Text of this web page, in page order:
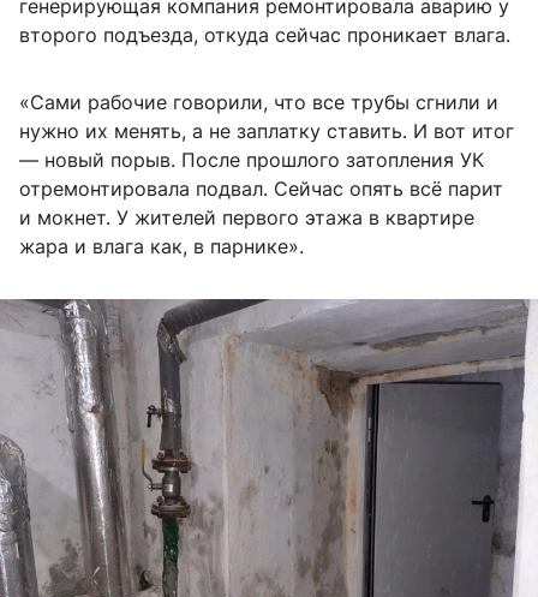
генерирующая компания ремонтировала аварию у
второго подъезда, откуда сейчас проникает влага.
«Сами рабочие говорили, что все трубы сгнили и
нужно их менять, а не заплатку ставить. И вот итог
— новый порыв. После прошлого затопления УК
отремонтировала подвал. Сейчас опять всё парит
и мокнет. У жителей первого этажа в квартире
жара и влага как, в парнике».